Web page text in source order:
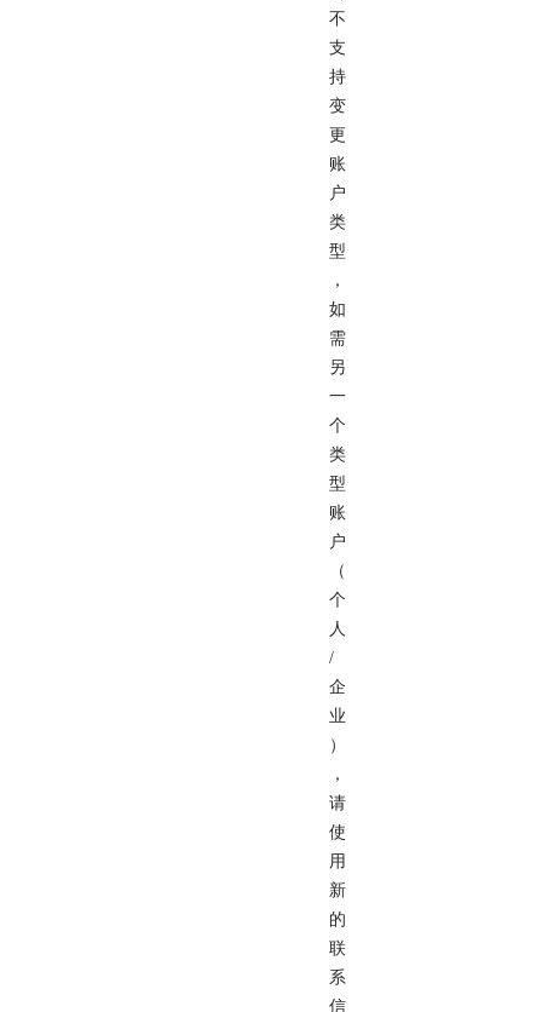
不
支
持
变
更
账
户
类
型
，
如
需
另
一
个
类
型
账
户
（
个
人
/
企
业
）
，
请
使
用
新
的
联
系
信